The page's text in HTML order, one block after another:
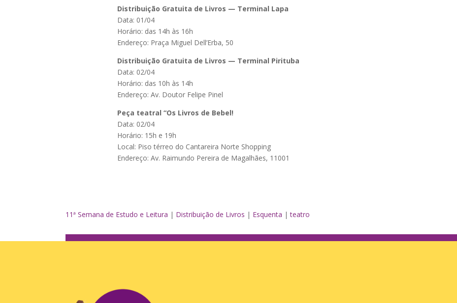
Distribuição Gratuita de Livros — Terminal Lapa
Data: 01/04
Horário: das 14h às 16h
Endereço: Praça Miguel Dell’Erba, 50
Distribuição Gratuita de Livros — Terminal Pirituba
Data: 02/04
Horário: das 10h às 14h
Endereço: Av. Doutor Felipe Pinel
Peça teatral “Os Livros de Bebel!
Data: 02/04
Horário: 15h e 19h
Local: Piso térreo do Cantareira Norte Shopping
Endereço: Av. Raimundo Pereira de Magalhães, 11001
11ª Semana de Estudo e Leitura | Distribuição de Livros | Esquenta |teatro